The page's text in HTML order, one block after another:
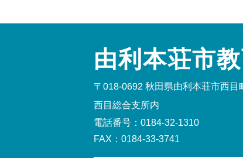
由利本荘市
〒018-0692 秋田県由利本荘市西目
西目総合支所内
電話番号：0184-32-1310
FAX：0184-33-3741